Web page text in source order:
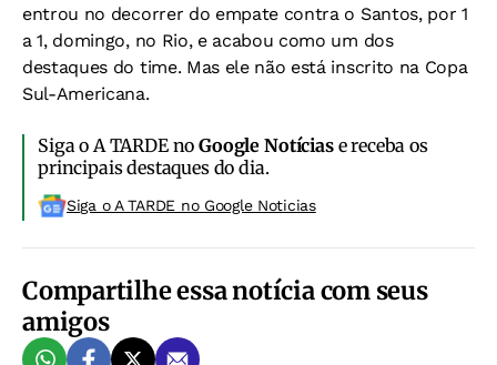
entrou no decorrer do empate contra o Santos, por 1
a 1, domingo, no Rio, e acabou como um dos
destaques do time. Mas ele não está inscrito na Copa
Sul-Americana.
Siga o A TARDE noGoogle Notíciase receba os
principais destaques do dia.
Siga o A TARDE no Google Noticias
Compartilhe essa notícia com seus
amigos